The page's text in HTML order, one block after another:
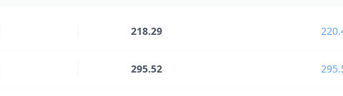
218.29
295.52